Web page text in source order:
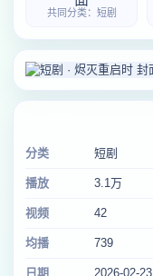
共同分类：短剧
分类 短剧
播放 3.1万
视频 42
均播 739
日期 2026-02-23